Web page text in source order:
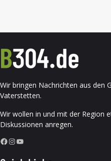
Wir bringen Nachrichten aus den
Vaterstetten.
Wir wollen in und mit der Region
Diskussionen anregen.
Facebook InstagramYouTube